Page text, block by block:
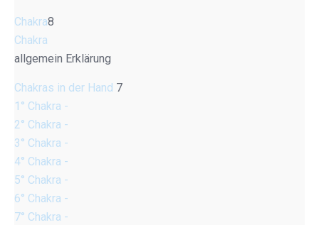
Chakra8
Chakra
allgemein Erklärung
Chakras in der Hand 7
1° Chakra -
2° Chakra -
3° Chakra -
4° Chakra -
5° Chakra -
6° Chakra -
7° Chakra -